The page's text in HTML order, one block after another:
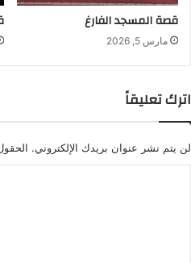
قصة المسجد الفارغ
مارس 5, 2026
اترك تعليقاً
لن يتم نشر عنوان بريدك الإلكتروني.